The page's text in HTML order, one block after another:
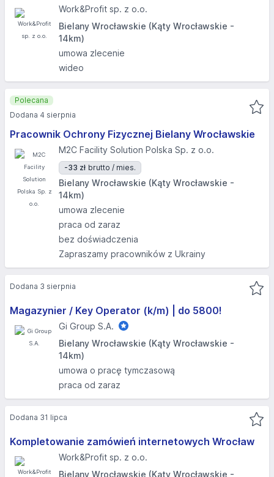
Work&Profit sp. z o.o.
Bielany Wrocławskie (Kąty Wrocławskie -
14km)
umowa zlecenie
wideo
Pracownik Ochrony Fizycznej Bielany Wrocławskie
M2C Facility Solution Polska Sp. z o.o.
-33 zł brutto / mies.
Bielany Wrocławskie (Kąty Wrocławskie -
14km)
umowa zlecenie
praca od zaraz
bez doświadczenia
Zapraszamy pracowników z Ukrainy
Polecana
Dodana 4 sierpnia
Magazynier / Key Operator (k/m) | do 5800!
Gi Group S.A.
Bielany Wrocławskie (Kąty Wrocławskie -
14km)
umowa o pracę tymczasową
praca od zaraz
Dodana 3 sierpnia
Kompletowanie zamówień internetowych Wrocław
Work&Profit sp. z o.o.
Bielany Wrocławskie (Kąty Wrocławskie -
Dodana 31 lipca